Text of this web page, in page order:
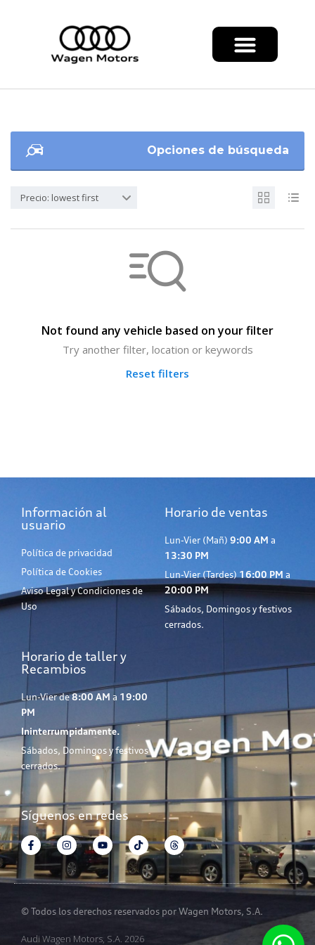
Opciones de búsqueda
Precio: lowest first
Not found any vehicle based on your filter
Try another filter, location or keywords
Reset filters
Información al
usuario
Política de privacidad
Política de Cookies
Aviso Legal y Condiciones de
Uso
Horario de ventas
Lun-Vier (Mañ) 9:00 AM a
13:30 PM
Lun-Vier (Tardes) 16:00 PM a
20:00 PM
Sábados, Domingos y festivos
cerrados.
Horario de taller y
Recambios
Lun-Vier de8:00 AM a 19:00
PM
Ininterrumpidamente.
Sábados, Domingos y festivos
cerrados.
Síguenos en redes
© Todos los derechos reservados por Wagen Motors, S.A.
Audi Wagen Motors, S.A. 2026